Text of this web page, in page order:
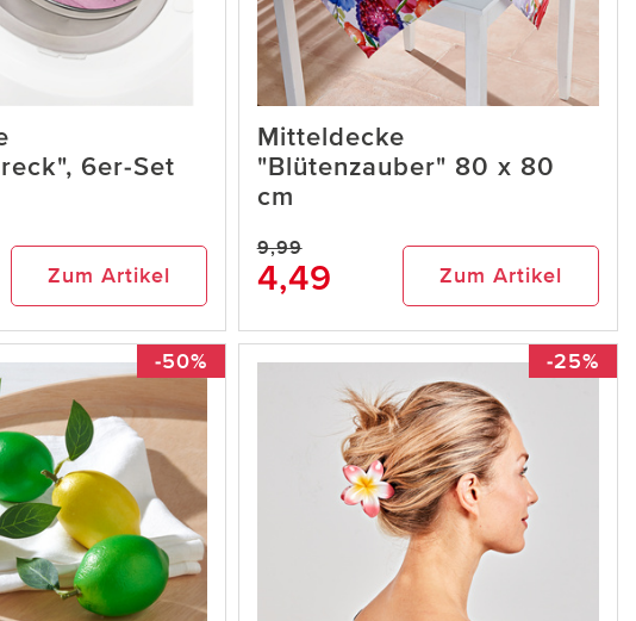
6er-Set
Zum Artikel
Mitteldecke
"Blütenzauber" 80 x 80
cm
9,99
4,49 Zum Artikel
-50% -25%